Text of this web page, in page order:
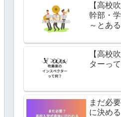
【高校
幹部・
～とあ
【高校
ターっ
まだ必
に決め